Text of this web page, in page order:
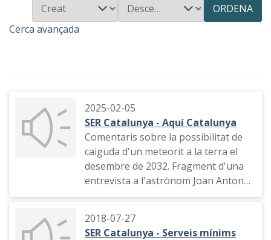
ORDENA
Cerca avançada
2025-02-05
SER Catalunya - Aquí Catalunya
Comentaris sobre la possibilitat de
caiguda d'un meteorit a la terra el
desembre de 2032. Fragment d'una
entrevista a l'astrònom Joan Anton
Català.
2018-07-27
SER Catalunya - Serveis mínims